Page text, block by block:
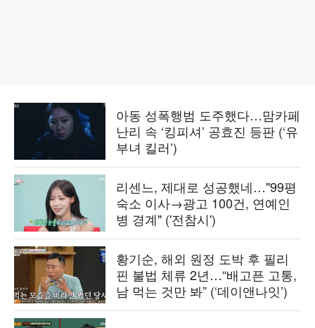
아동 성폭행범 도주했다…맘카페
난리 속 ‘킹피셔’ 공효진 등판 (‘유
부녀 킬러’)
리센느, 제대로 성공했네…"99평
숙소 이사→광고 100건, 연예인
병 경계" ('전참시')
황기순, 해외 원정 도박 후 필리
핀 불법 체류 2년…“배고픈 고통,
남 먹는 것만 봐” (‘데이앤나잇’)